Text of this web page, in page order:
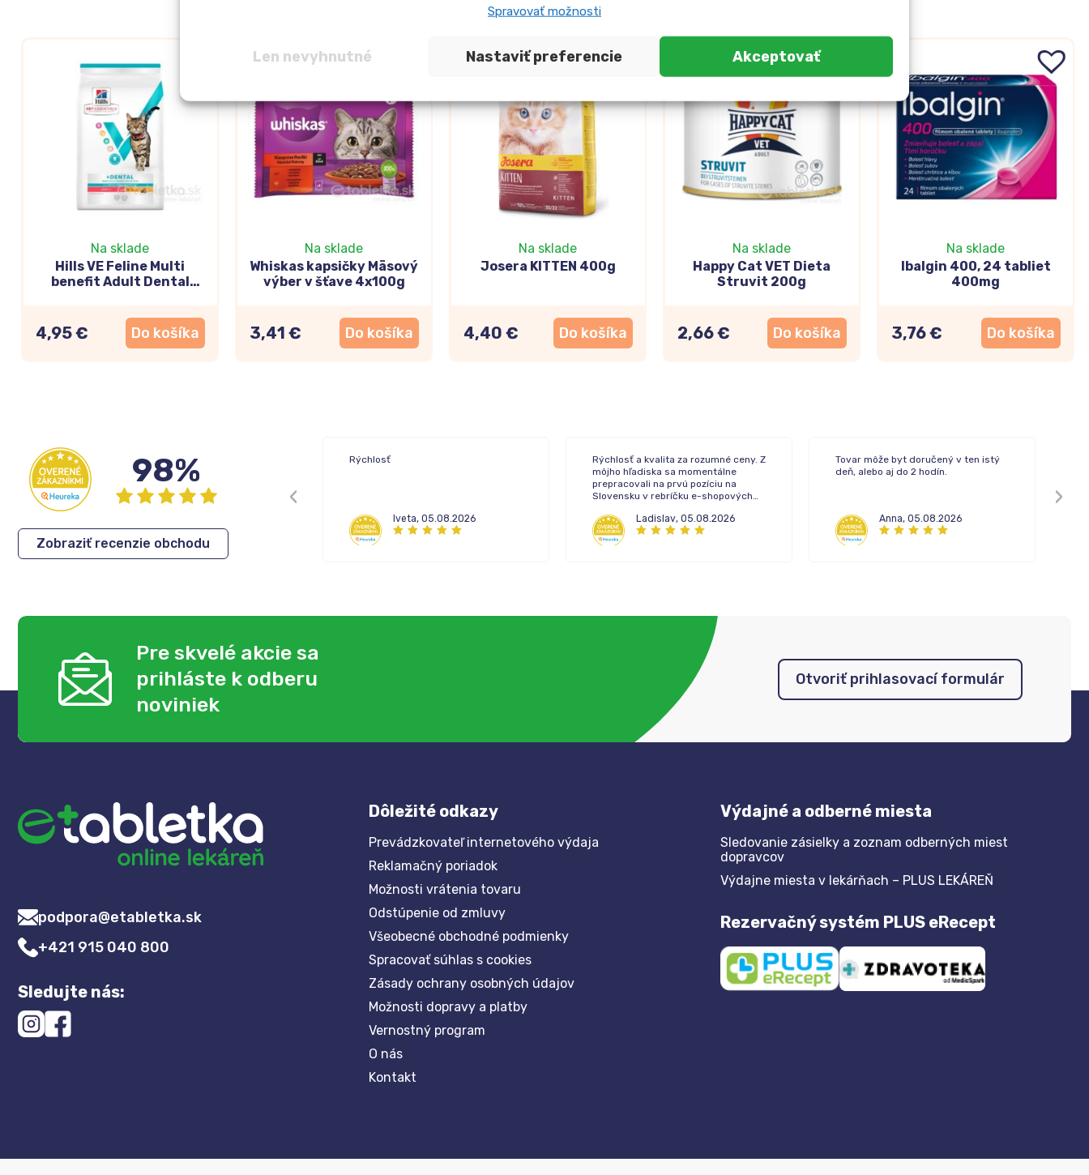
Spravovať možnosti
Akceptovať
Len nevyhnutné Nastaviť preferencie
Na sklade
Hills VE Feline Multi
benefit Adult Dental
4,95 € Do košíka
Na sklade
Whiskas kapsičky Mäsový
výber v šťave 4x100g
3,41 € Do košíka
Na sklade
Josera KITTEN 400g
4,40 € Do košíka
Na sklade
Happy Cat VET Dieta
Struvit 200g
2,66 € Do košíka
Na sklade
Ibalgin 400, 24 tabliet
400mg
3,76 € Do košíka
98%
Zobraziť recenzie obchodu
Rýchle dodanie tovaru.
Cenovo dobré produkty
Rýchlosť
Iveta, 05.08.2026
Rýchlosť a kvalita za rozumné ceny. Z
môjho hľadiska sa momentálne
prepracovali na prvú pozíciu na
Slovensku v rebríčku e-shopových
Ladislav, 05.08.2026
Tovar môže byt doručený v ten istý
deň, alebo aj do 2 hodín.
Anna, 05.08.2026
Pre skvelé akcie sa
prihláste k odberu
noviniek
Otvoriť prihlasovací formulár
podpora@etabletka.sk
+421 915 040 800
Sledujte nás:
Dôležité odkazy
Prevádzkovateľ internetového výdaja
Reklamačný poriadok
Možnosti vrátenia tovaru
Odstúpenie od zmluvy
Všeobecné obchodné podmienky
Spracovať súhlas s cookies
Zásady ochrany osobných údajov
Možnosti dopravy a platby
Vernostný program
O nás
Kontakt
Výdajné a odberné miesta
Sledovanie zásielky a zoznam odberných miest
dopravcov
Výdajne miesta v lekárňach – PLUS LEKÁREŇ
Rezervačný systém PLUS eRecept